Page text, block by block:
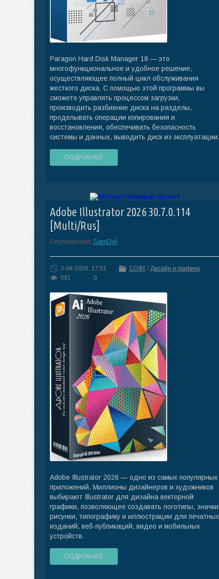
Paragon Hard Disk Manager 18 — это
многофункциональное и удобное решение,
осуществляющее полный цикл обслуживания
жесткого диска. С помощью этой программы вы
сможете управлять процессом загрузки,
производить разбиение диска на разделы,
проделывать операции копирования и
восстановления, обеспечивать безопасность
системы и данных, выводить диск из эксплуатации.
ПОДРОБНЕЕ
Adobe Illustrator 2026 30.7.0.114
[Multi/Rus]
Опубликовал SamDel
3-08-2026, 17:51 СОФТ / Дизайн и графика
561
0
Adobe Illustrator 2026 — одно из самых популярных
приложений. Миллионы дизайнеров и художников
выбирают Illustrator для дизайна векторной
графики, позволяющее создавать логотипы,
рисунки, типографику и иллюстрации для печатных
изданий, веб-публикаций, видео и мобильных
устройств.
ПОДРОБНЕЕ